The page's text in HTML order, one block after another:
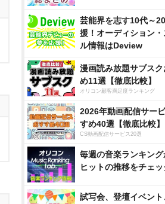
芸能界を志す10代～
援！オーディション
ル情報はDeview
漫画読み放題サブス
め11選【徹底比較】
オリコン顧客満足度ランキング
2026年動画配信サー
すめ40選【徹底比較】
CS動画配信サービス20選
毎週の音楽ランキング
ヒットの推移をチェッ
試写会、登壇イベント